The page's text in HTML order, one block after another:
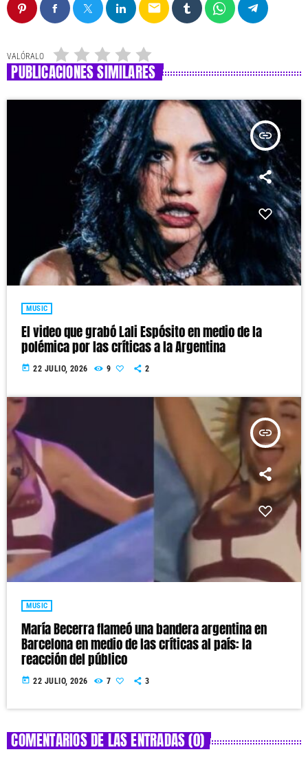
email
VALÓRALO
PUBLICACIONES SIMILARES
insert_link
MUSIC
El video que grabó Lali Espósito en medio de la
polémica por las críticas a la Argentina
today 22 JULIO, 2026 9 2
insert_link
MUSIC
María Becerra flameó una bandera argentina en
Barcelona en medio de las críticas al país: la
reacción del público
today 22 JULIO, 2026 7 3
COMENTARIOS DE LAS ENTRADAS (0)